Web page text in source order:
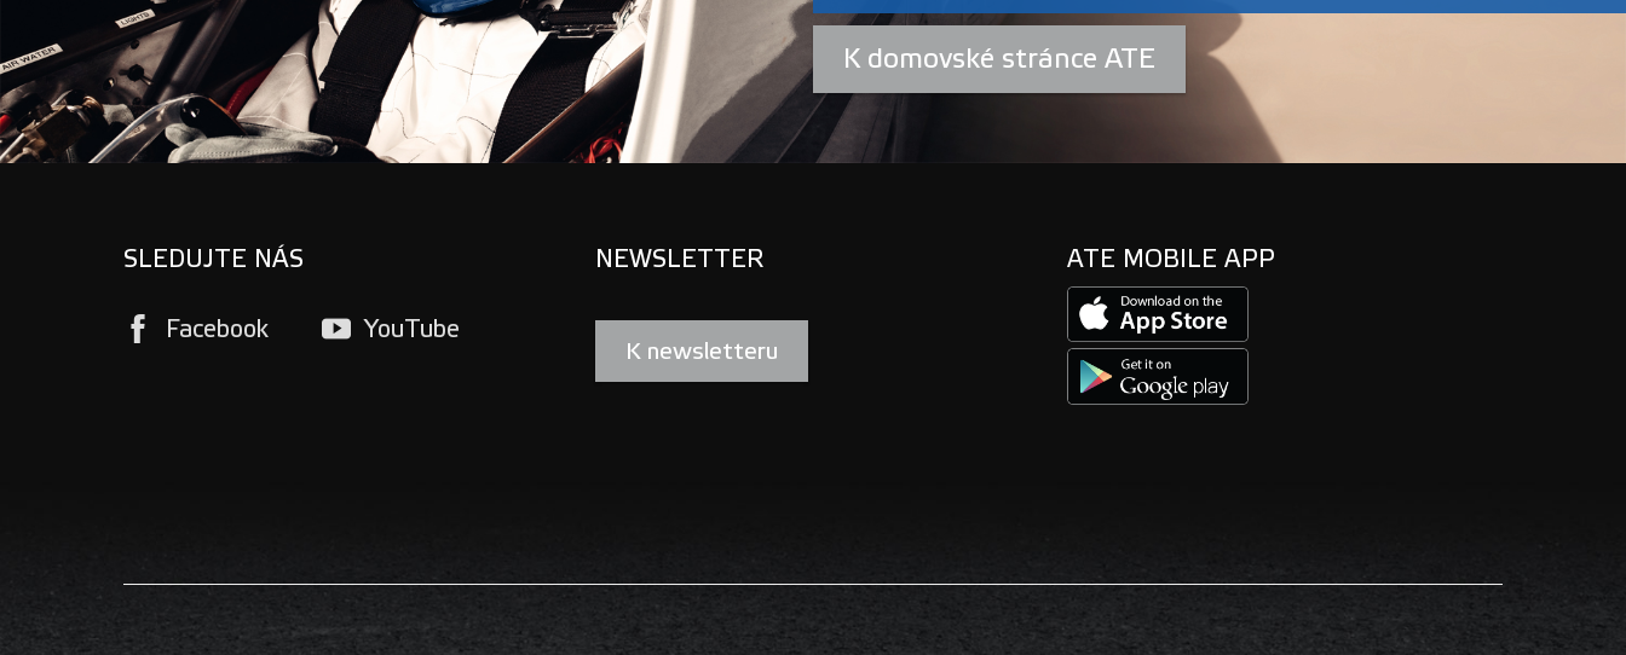
K domovské stránce ATE
SLEDUJTE NÁS
Facebook YouTube
NEWSLETTER
K newsletteru
ATE MOBILE APP